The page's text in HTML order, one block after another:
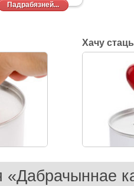
Падрабязней...
Хачу
«Дабрачыннае